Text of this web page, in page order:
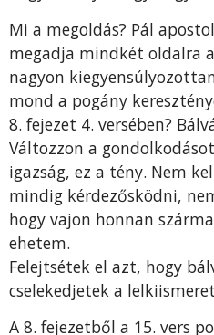
Mi a megoldás? Pál
megadja mindkét oldalra
nagyon
mond a pogány
8. fejezet 4. versében?
Változzon a
igazság, ez a tény. Nem
mindig kérdezősködni,
hogy vajon honnan
ehetem.
Felejtsétek el azt, hogy
cselekedjetek a
A 8. fejezetből a 15. vers